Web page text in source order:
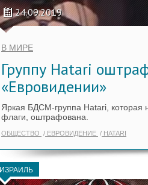
24.09.2019
В МИРЕ
Группу Hatari
«Евровидении»
Яркая БДСМ-группа Hatari, которая
флаги, оштрафована.
ОБЩЕСТВО ЕВРОВИДЕНИЕ HATARI
ИЗРАИЛЬ